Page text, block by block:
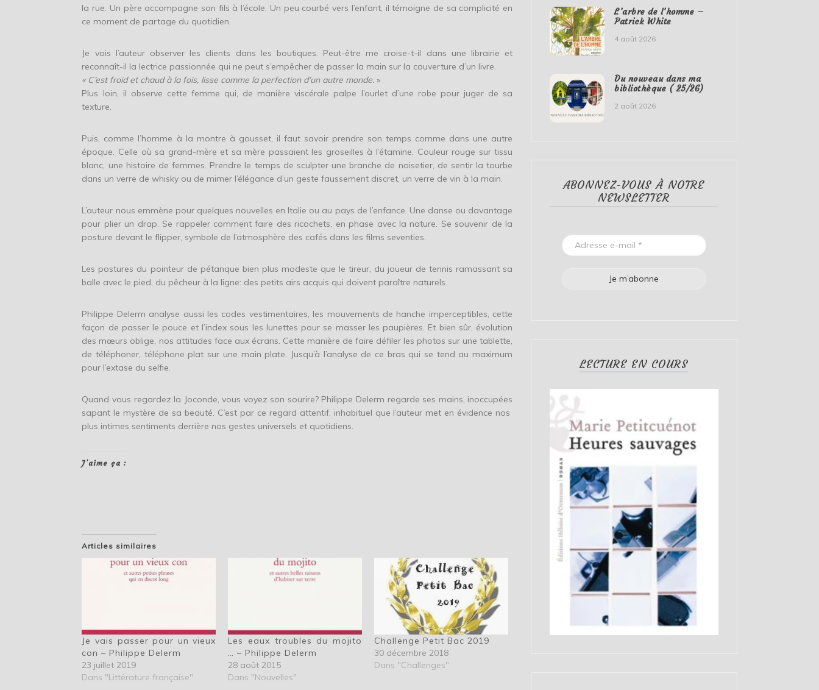
la rue. Un père accompagne son fils à l’école. Un peu courbé vers l’enfant, il témoigne de sa complicité en
ce moment de partage du quotidien.
Je vois l’auteur observer les clients dans les boutiques. Peut-être me croise-t-il dans une librairie et
reconnaît-il la lectrice passionnée qui ne peut s’empêcher de passer la main sur la couverture d’un livre.
« C’est froid et chaud à la fois, lisse comme la perfection d’un autre monde.»
Plus loin, il observe cette femme qui, de manière viscérale palpe l’ourlet d’une robe pour juger de sa
texture.
Puis, comme l’homme à la montre à gousset, il faut savoir prendre son temps comme dans une autre
époque. Celle où sa grand-mère et sa mère passaient les groseilles à l’étamine. Couleur rouge sur tissu
blanc, une histoire de femmes. Prendre le temps de sculpter une branche de noisetier, de sentir la tourbe
dans un verre de whisky ou de mimer l’élégance d’un geste faussement discret, un verre de vin à la main.
L’auteur nous emmène pour quelques nouvelles en Italie ou au pays de l’enfance. Une danse ou davantage
pour plier un drap. Se rappeler comment faire des ricochets, en phase avec la nature. Se souvenir de la
posture devant le flipper, symbole de l’atmosphère des cafés dans les films seventies.
Les postures du pointeur de pétanque bien plus modeste que le tireur, du joueur de tennis ramassant sa
balle avec le pied, du pêcheur à la ligne: des petits airs acquis qui doivent paraître naturels.
Philippe Delerm analyse aussi les codes vestimentaires, les mouvements de hanche imperceptibles, cette
façon de passer le pouce et l’index sous les lunettes pour se masser les paupières. Et bien sûr, évolution
des mœurs oblige, nos attitudes face aux écrans. Cette manière de faire défiler les photos sur une tablette,
de téléphoner, téléphone plat sur une main plate. Jusqu’à l’analyse de ce bras qui se tend au maximum
pour l’extase du selfie.
Quand vous regardez la Joconde, vous voyez son sourire? Philippe Delerm regarde ses mains, inoccupées
sapant le mystère de sa beauté. C’est par ce regard attentif, inhabituel que l’auteur met en évidence nos
plus intimes sentiments derrière nos gestes universels et quotidiens.
J’aime ça :
Articles similaires
Je vais passer pour un vieux
con – Philippe Delerm
23 juillet 2019
Dans "Littérature française"
Les eaux troubles du mojito
… – Philippe Delerm
28 août 2015
Dans "Nouvelles"
Challenge Petit Bac 2019
30 décembre 2018
Dans "Challenges"
L’arbre de l’homme –
Patrick White
4 août 2026
Du nouveau dans ma
bibliothèque ( 25/26)
2 août 2026
ABONNEZ-VOUS À NOTRE
NEWSLETTER
LECTURE EN COURS